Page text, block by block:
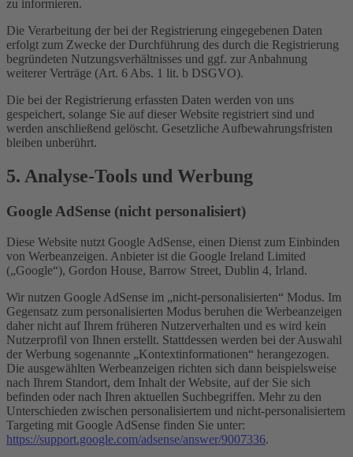
zu informieren.
Die Verarbeitung der bei der Registrierung eingegebenen Daten
erfolgt zum Zwecke der Durchführung des durch die Registrierung
begründeten Nutzungsverhältnisses und ggf. zur Anbahnung
weiterer Verträge (Art. 6 Abs. 1 lit. b DSGVO).
Die bei der Registrierung erfassten Daten werden von uns
gespeichert, solange Sie auf dieser Website registriert sind und
werden anschließend gelöscht. Gesetzliche Aufbewahrungsfristen
bleiben unberührt.
5. Analyse-Tools und Werbung
Google AdSense (nicht personalisiert)
Diese Website nutzt Google AdSense, einen Dienst zum Einbinden
von Werbeanzeigen. Anbieter ist die Google Ireland Limited
(„Google“), Gordon House, Barrow Street, Dublin 4, Irland.
Wir nutzen Google AdSense im „nicht-personalisierten“ Modus. Im
Gegensatz zum personalisierten Modus beruhen die Werbeanzeigen
daher nicht auf Ihrem früheren Nutzerverhalten und es wird kein
Nutzerprofil von Ihnen erstellt. Stattdessen werden bei der Auswahl
der Werbung sogenannte „Kontextinformationen“ herangezogen.
Die ausgewählten Werbeanzeigen richten sich dann beispielsweise
nach Ihrem Standort, dem Inhalt der Website, auf der Sie sich
befinden oder nach Ihren aktuellen Suchbegriffen. Mehr zu den
Unterschieden zwischen personalisiertem und nicht-personalisiertem
Targeting mit Google AdSense finden Sie unter:
https://support.google.com/adsense/answer/9007336.